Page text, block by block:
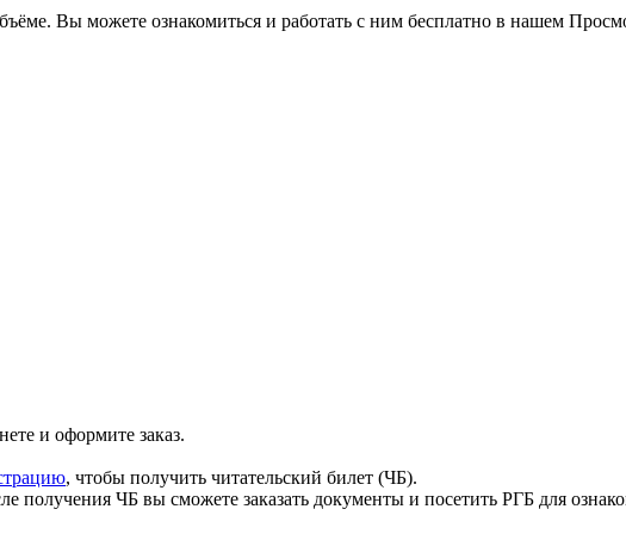
Вы можете ознакомиться и работать с ним бесплатно в нашем
и оформите заказ.
, чтобы получить читательский билет (ЧБ).
получения ЧБ вы сможете заказать документы и посетить РГБ для